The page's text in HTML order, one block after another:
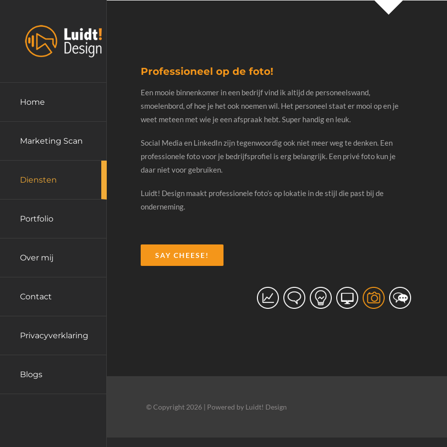
Home
Marketing Scan
Diensten
Portfolio
Over mij
Contact
Privacyverklaring
Blogs
Professioneel op de foto!
Een mooie binnenkomer in een bedrijf vind ik altijd de personeelswand,
smoelenbord, of hoe je het ook noemen wil. Het personeel staat er mooi op en je
weet meteen met wie je een afspraak hebt. Super handig en leuk.
Social Media en LinkedIn zijn tegenwoordig ook niet meer weg te denken. Een
professionele foto voor je bedrijfsprofiel is erg belangrijk. Een privé foto kun je
daar niet voor gebruiken.
Luidt! Design maakt professionele foto’s op lokatie in de stijl die past bij de
onderneming.
SAY CHEESE!
© Copyright 2026 | Powered by Luidt! Design